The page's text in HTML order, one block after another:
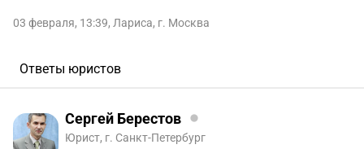
03 февраля, 13:39, Лариса, г. Москва
Ответы юристов
Сергей Берестов
Юрист, г. Санкт-Петербург